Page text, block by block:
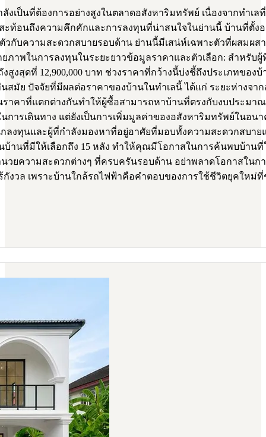
เป็นที่ต้องการอย่างสูงในตลาดอสังหาริมทรัพย์ เนื่องจากทำเ
ะท้อนถึงความคึกคักและการลงทุนที่น่าสนใจในย่านนี้ บ้านที่ตั้ง
วกับความสะดวกสบายรอบด้าน ย่านนี้มีเสน่ห์เฉพาะตัวที่ผสม
ภาพในการลงทุนในระยะยาวข้อมูลราคาและตัวเลือก: สำหรั
สูงสุดที่ 12,900,000 บาท ช่วงราคาที่กว้างนี้บ่งชี้ถึงประเภทขอ
มัย ปัจจัยที่มีผลต่อราคาของบ้านในทำเลนี้ ได้แก่ ระยะห่างจ
คาที่แตกต่างกันทำให้ผู้ซื้อสามารถหาบ้านที่ตรงกับงบประมา
ารเดินทาง แต่ยังเป็นการเพิ่มมูลค่าของอสังหาริมทรัพย์ในอน
ทุนและผู้ที่กำลังมองหาที่อยู่อาศัยที่มอบทั้งความสะดวกสบาย
านที่มีให้เลือกถึง 15 หลัง ทำให้คุณมีโอกาสในการค้นพบบ้าน
ความสะดวกต่างๆ ที่ครบครันรอบด้าน อย่าพลาดโอกาสในก
กังวล เพราะบ้านใกล้รถไฟฟ้าคือคำตอบของการใช้ชีวิตยุคใหม่